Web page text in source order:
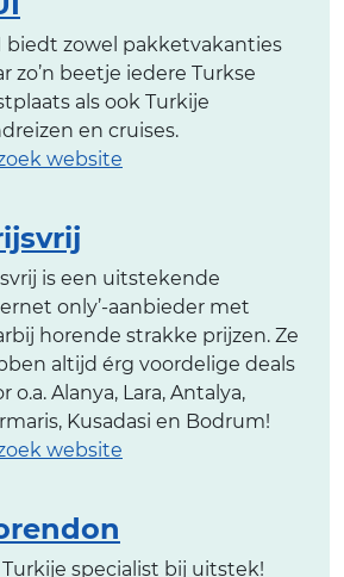
biedt zowel pakketvakanties
zo’n beetje iedere Turkse
als ook Turkije
en cruises.
website
is een uitstekende
only’-aanbieder met
horende strakke prijzen. Ze
altijd érg voordelige deals
o.a. Alanya, Lara, Antalya,
Kusadasi en Bodrum!
website
Turkije specialist bij uitstek!